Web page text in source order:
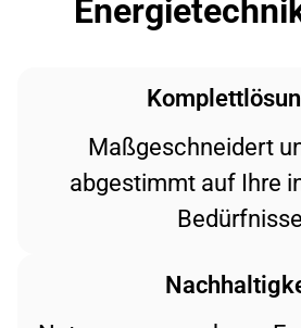
Maßgeschneidert
abgestimmt auf Ihre